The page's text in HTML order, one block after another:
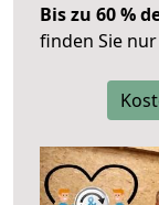
Bis zu 60 %
finden Sie